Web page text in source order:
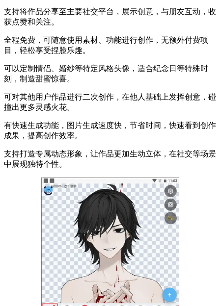
支持将作品分享至主要社交平台，展示创意，与朋友互动，收
获点赞和关注。
全程免费，可随意使用素材、功能进行创作，无额外付费项
目，轻松享受捏脸乐趣。
可以定制情侣、婚纱等特定风格头像，适合纪念日等特殊时
刻，制造甜蜜惊喜。
可对其他用户作品进行二次创作，在他人基础上发挥创意，碰
撞出更多灵感火花。
有快速生成功能，图片生成速度快，节省时间，快速看到创作
成果，提高创作效率。
支持打造专属动态形象，让作品更加生动立体，在社交等场景
中展现独特个性。